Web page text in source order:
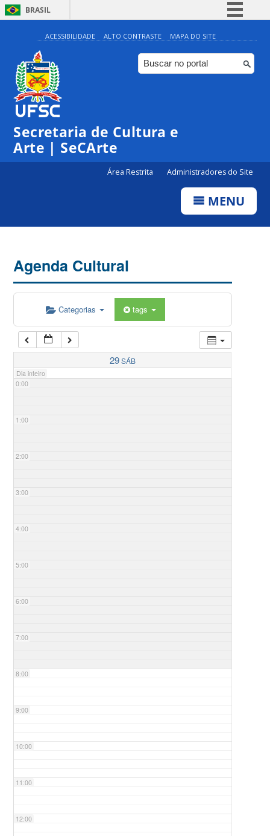
BRASIL
Simplifique!
Comunica BR
Participe
ACESSIBILIDADE ALTO CONTRASTE MAPA DO SITE
Secretaria de Cultura e
Arte | SeCArte
Área Restrita Administradores do Site
MENU
Agenda Cultural
Categorias tags
29SÁB
Dia inteiro
0:00
1:00
2:00
3:00
4:00
5:00
6:00
7:00
8:00
9:00
10:00
11:00
12:00